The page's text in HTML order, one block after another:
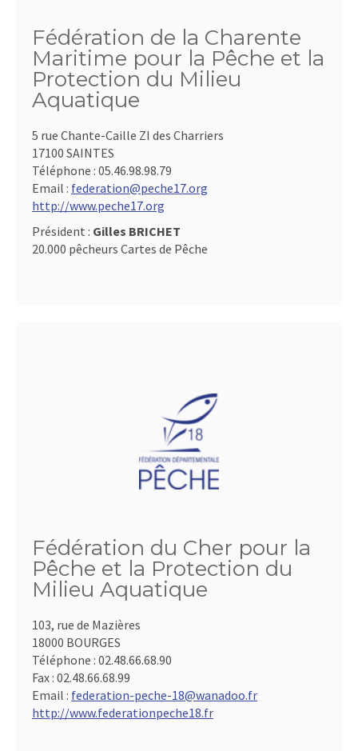
Fédération de la Charente
Maritime pour la Pêche et la
Protection du Milieu
Aquatique
5 rue Chante-Caille ZI des Charriers
17100 SAINTES
Téléphone : 05.46.98.98.79
Email : federation@peche17.org
http://www.peche17.org
Président : Gilles BRICHET
20.000 pêcheurs Cartes de Pêche
Fédération du Cher pour la
Pêche et la Protection du
Milieu Aquatique
103, rue de Mazières
18000 BOURGES
Téléphone : 02.48.66.68.90
Fax : 02.48.66.68.99
Email : federation-peche-18@wanadoo.fr
http://www.federationpeche18.fr